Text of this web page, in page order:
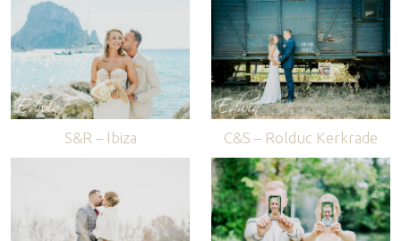
S&R – Ibiza C&S – Rolduc Kerkrade